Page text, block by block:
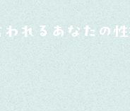
われるあなたの性